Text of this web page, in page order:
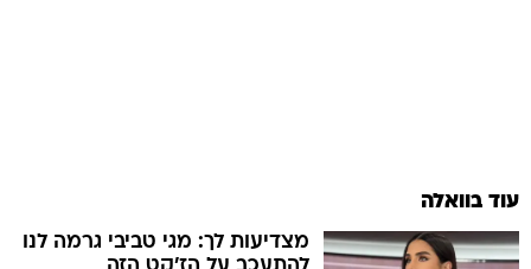
עוד בוואלה
מצדיעות לך: מגי טביבי גרמה לנו